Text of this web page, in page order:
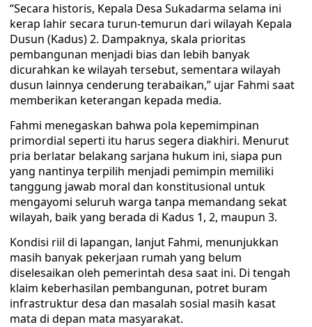
“Secara historis, Kepala Desa Sukadarma selama ini
kerap lahir secara turun-temurun dari wilayah Kepala
Dusun (Kadus) 2. Dampaknya, skala prioritas
pembangunan menjadi bias dan lebih banyak
dicurahkan ke wilayah tersebut, sementara wilayah
dusun lainnya cenderung terabaikan,” ujar Fahmi saat
memberikan keterangan kepada media.
Fahmi menegaskan bahwa pola kepemimpinan
primordial seperti itu harus segera diakhiri. Menurut
pria berlatar belakang sarjana hukum ini, siapa pun
yang nantinya terpilih menjadi pemimpin memiliki
tanggung jawab moral dan konstitusional untuk
mengayomi seluruh warga tanpa memandang sekat
wilayah, baik yang berada di Kadus 1, 2, maupun 3.
Kondisi riil di lapangan, lanjut Fahmi, menunjukkan
masih banyak pekerjaan rumah yang belum
diselesaikan oleh pemerintah desa saat ini. Di tengah
klaim keberhasilan pembangunan, potret buram
infrastruktur desa dan masalah sosial masih kasat
mata di depan mata masyarakat.